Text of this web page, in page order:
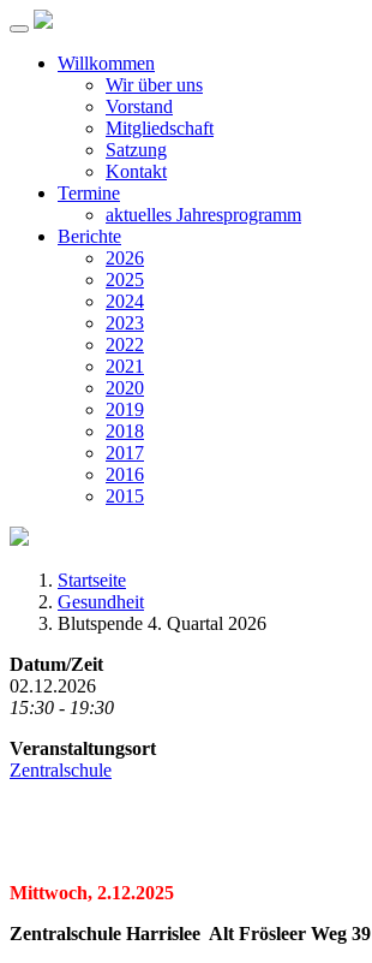
Willkommen
Wir über uns
Vorstand
Mitgliedschaft
Satzung
Kontakt
Termine
aktuelles Jahresprogramm
Berichte
2026
2025
2024
2023
2022
2021
2020
2019
2018
2017
2016
2015
Startseite
Gesundheit
Blutspende 4. Quartal 2026
Datum/Zeit
02.12.2026
15:30 - 19:30
Veranstaltungsort
Zentralschule
Mittwoch, 2.12.2025
Zentralschule Harrislee Alt Frösleer Weg 39